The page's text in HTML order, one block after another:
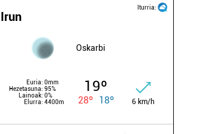
Iturria:
Irun
Oskarbi
Euria: 0mm
Hezetasuna: 95%
Lainoak: 0%
Elurra: 4400m
19º
28º 18º 6 km/h